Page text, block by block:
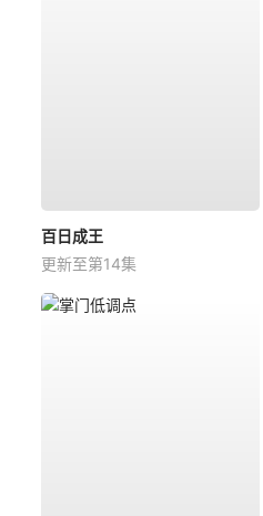
百日成王
更新至第14集